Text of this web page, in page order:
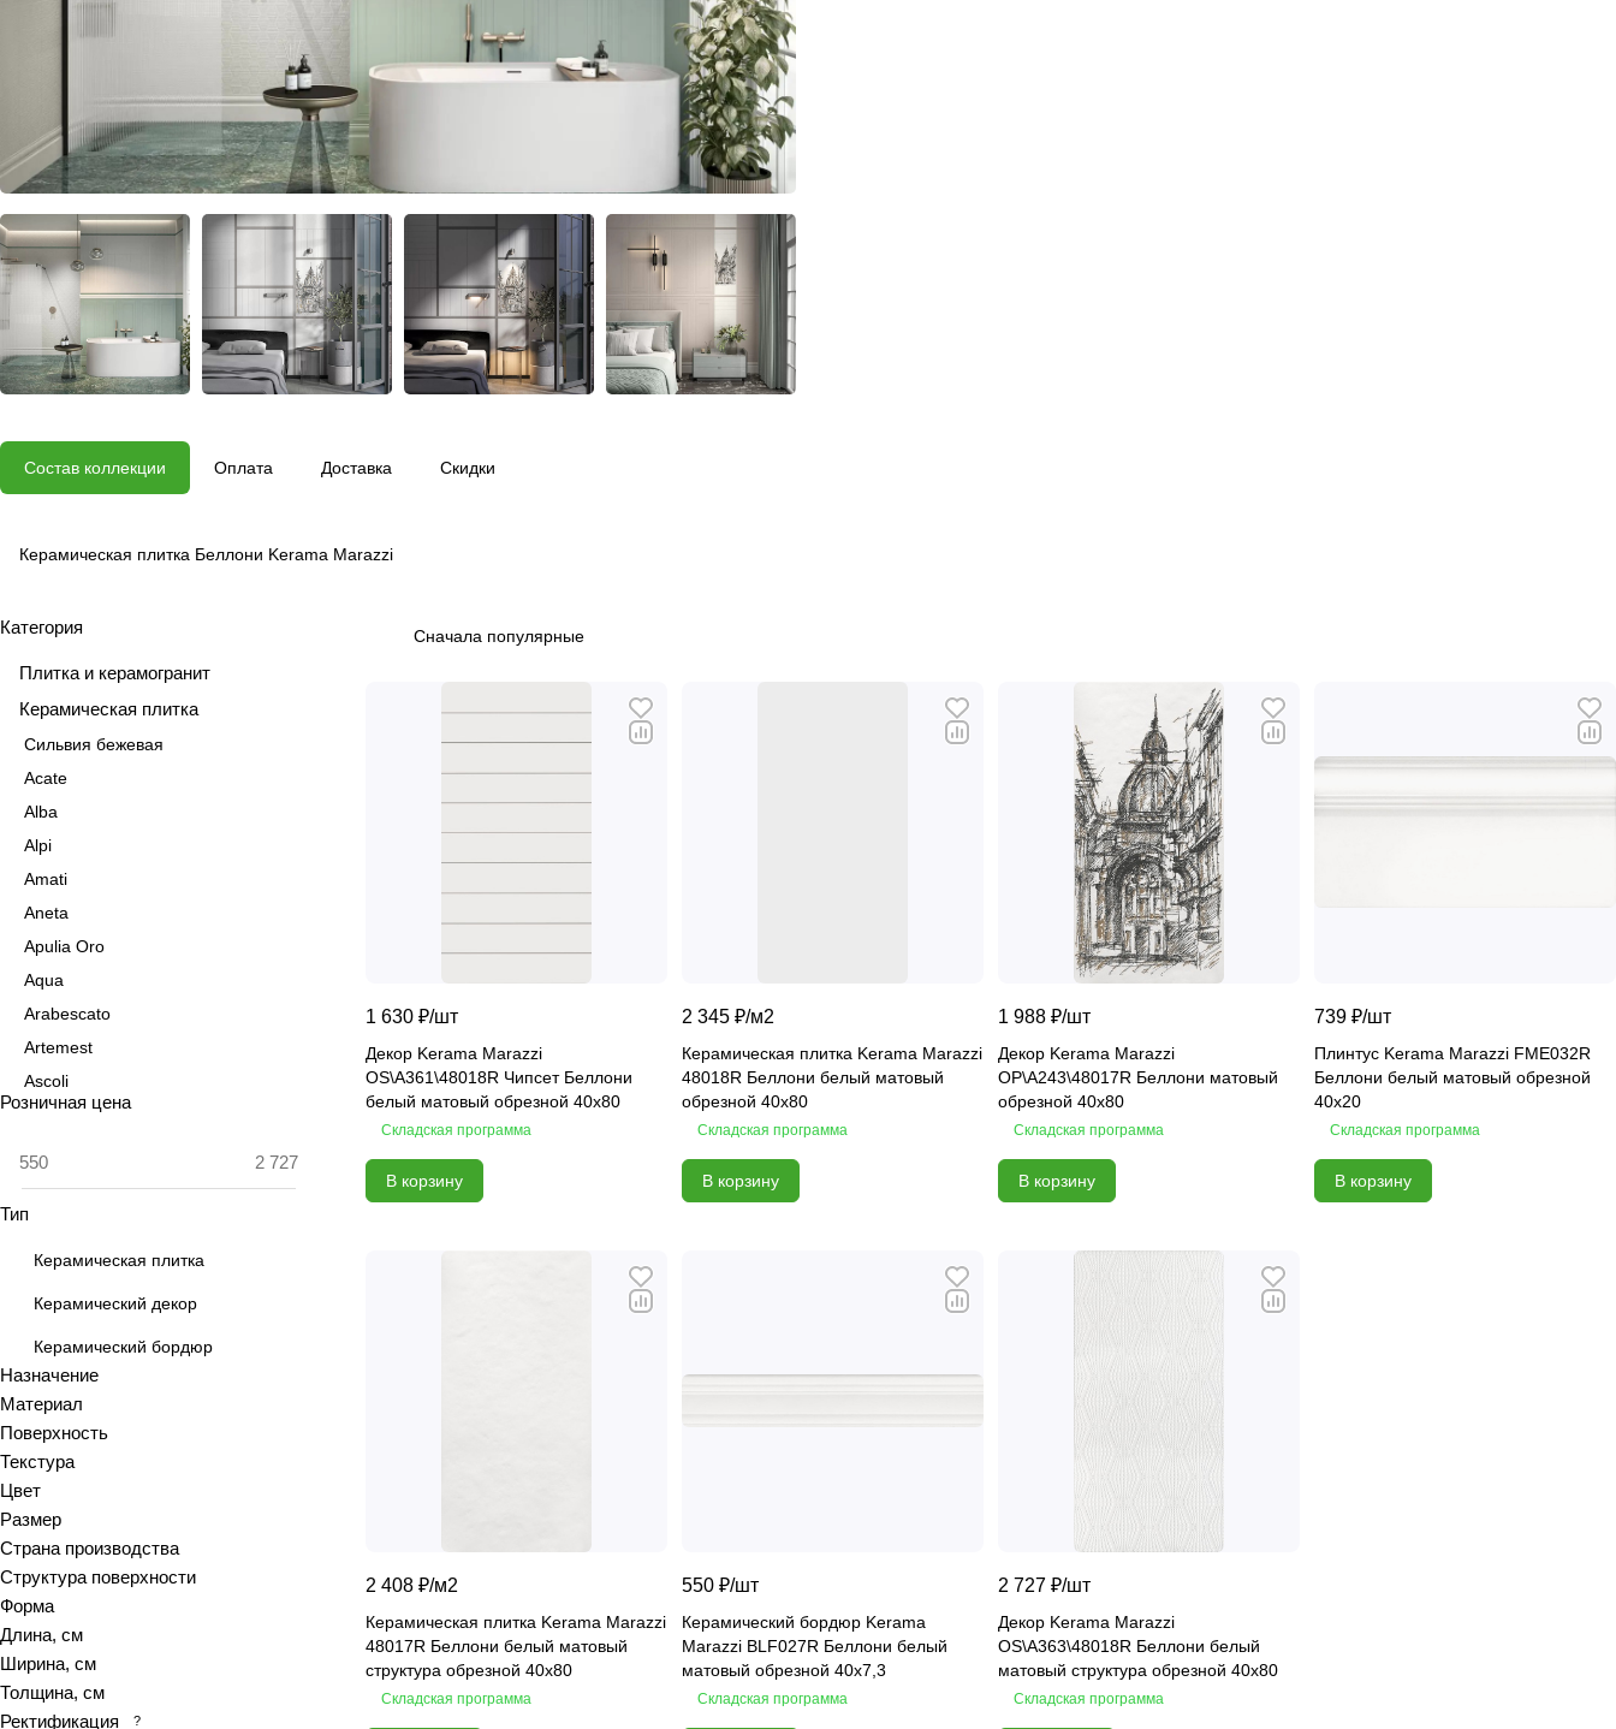
Состав коллекции Оплата Доставка Скидки
Керамическая плитка Беллони Kerama Marazzi
Сначала популярные
1 630 ₽/шт
Декор Kerama Marazzi
OS\A361\48018R Чипсет Беллони
белый матовый обрезной 40х80
Складская программа
В корзину
2 345 ₽/м2
Керамическая плитка Kerama Marazzi
48018R Беллони белый матовый
обрезной 40х80
Складская программа
В корзину
1 988 ₽/шт
Декор Kerama Marazzi
OP\A243\48017R Беллони матовый
обрезной 40х80
Складская программа
В корзину
739 ₽/шт
Плинтус Kerama Marazzi FME032R
Беллони белый матовый обрезной
40х20
Складская программа
В корзину
2 408 ₽/м2
Керамическая плитка Kerama Marazzi
48017R Беллони белый матовый
структура обрезной 40х80
Складская программа
550 ₽/шт
Керамический бордюр Kerama
Marazzi BLF027R Беллони белый
матовый обрезной 40х7,3
Складская программа
2 727 ₽/шт
Декор Kerama Marazzi
OS\A363\48018R Беллони белый
матовый структура обрезной 40х80
Складская программа
Категория
Плитка и керамогранит
Керамическая плитка
Сильвия бежевая
Acate
Alba
Alpi
Amati
Aneta
Apulia Oro
Aqua
Arabescato
Artemest
Ascoli
Aspen
Azolla
Bricks
Brooklyn
Calacatta
Calacatta Fantasy
Calacatta Grey
Calacatta Ivory
Calacatta Opaco
Calacatta royal
Calypso
Carrara
Celia
Розничная цена
Тип
Керамическая плитка
Керамический декор
Керамический бордюр
Назначение
Материал
Поверхность
Текстура
Цвет
Размер
Страна производства
Структура поверхности
Форма
Длина, см
Ширина, см
Толщина, см
Ректификация
?